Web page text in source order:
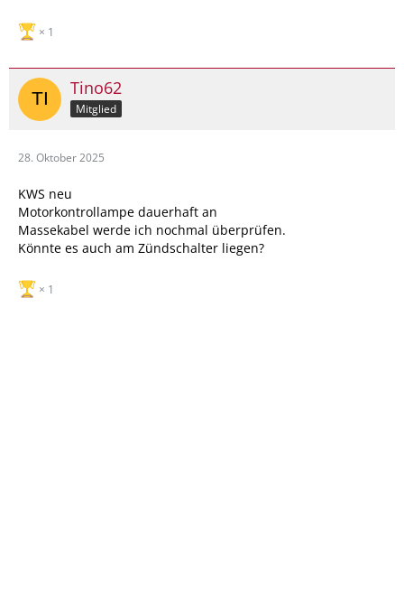
1
Tino62
Mitglied
28. Oktober 2025
KWS neu
Motorkontrollampe dauerhaft an
Massekabel werde ich nochmal überprüfen.
Könnte es auch am Zündschalter liegen?
1